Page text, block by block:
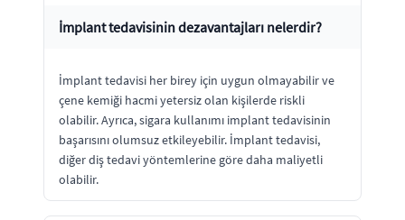
İmplant tedavisinin dezavantajları nelerdir?
İmplant tedavisi her birey için uygun olmayabilir ve
çene kemiği hacmi yetersiz olan kişilerde riskli
olabilir. Ayrıca, sigara kullanımı implant tedavisinin
başarısını olumsuz etkileyebilir. İmplant tedavisi,
diğer diş tedavi yöntemlerine göre daha maliyetli
olabilir.